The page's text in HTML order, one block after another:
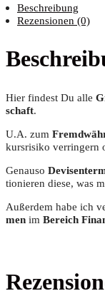
Beschreibung
Rezensionen (0)
Hier fin­dest Du alle
schaft.
U.A. zum
kurs­ri­si­ko ver­rin­gern
Genau­so
tio­nie­ren die­se, was
Außer­dem habe ich
men im Bereich